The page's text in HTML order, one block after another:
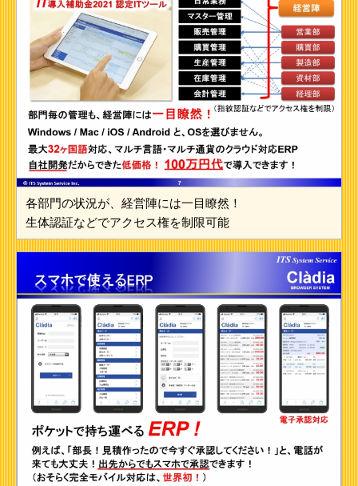
各部門の状況が、経営陣には一目瞭然！
生体認証などでアクセス権を制限可能